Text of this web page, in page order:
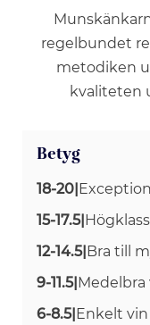
regelbundet
metodiken
kvaliteten
Betyg
18-20|
15-17.5|
12-14.5|Bra till
9-11.5|Medelbra
6-8.5|Enkelt vin